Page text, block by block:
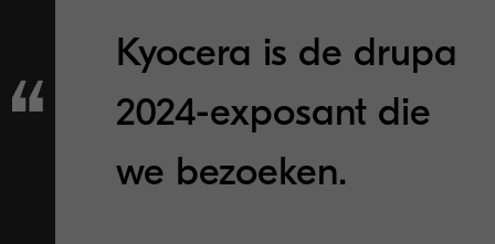
Kyocera is de drupa
2024-exposant die
we bezoeken.